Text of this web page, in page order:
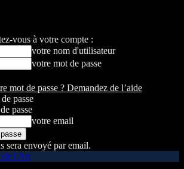
vous à votre compte :
votre nom d'utilisateur
votre mot de passe
mot de passe ? Demandez de l’aide
passe
passe
votre email
sera envoyé par email.
de l'Art